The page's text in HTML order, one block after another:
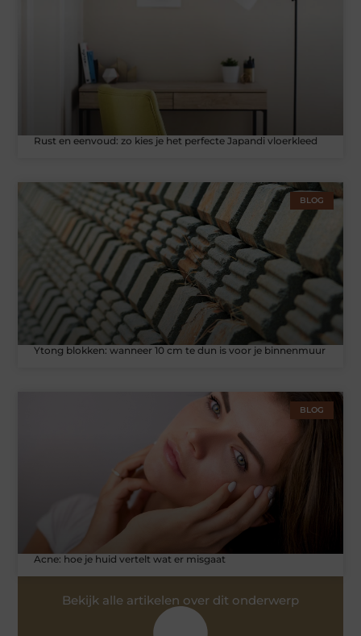
Rust en eenvoud: zo kies je het perfecte Japandi vloerkleed
BLOG
Ytong blokken: wanneer 10 cm te dun is voor je binnenmuur
BLOG
Acne: hoe je huid vertelt wat er misgaat
Bekijk alle artikelen over dit onderwerp